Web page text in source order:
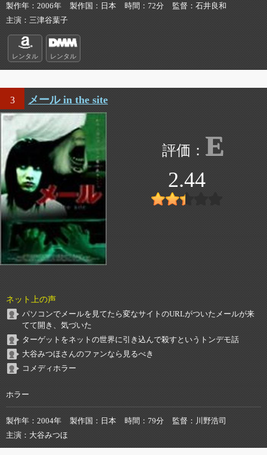
製作年 2006年 製作国 日本 時間 72分 監督
石井良和
主演
三津谷葉子
レンタル レンタル
3 メール in the site
E
2.44
ネット上の声
パソコンでメールを見てたら変なサイトのURLがついたメールが来
てて開き、気づいた
ターゲットをネットの世界に引き込んで殺すというトンデモ話
大谷みつほさんのファンなら見るべき
コメディホラー
ホラー
製作年 2004年 製作国 日本 時間 79分 監督
川野浩司
主演
大谷みつほ